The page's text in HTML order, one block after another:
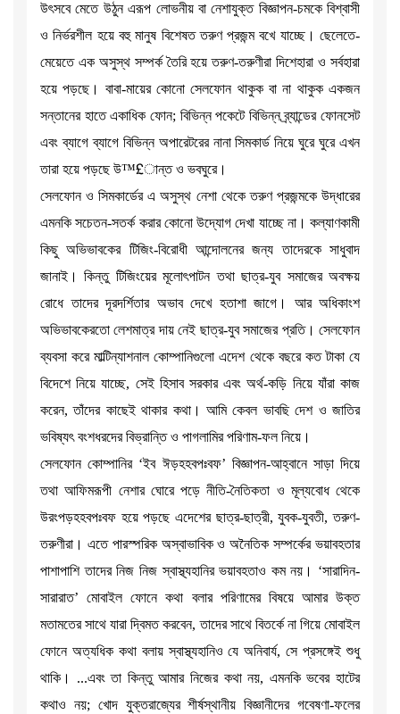
উৎসবে মেতে উঠুন এরূপ লোভনীয় বা নেশাযুক্ত বিজ্ঞাপন-চমকে বিশ্বাসী
ও নির্ভরশীল হয়ে বহু মানুষ বিশেষত তরুণ প্রজন্ম বখে যাচ্ছে। ছেলেতে-
মেয়েতে এক অসুস্থ সম্পর্ক তৈরি হয়ে তরুণ-তরুণীরা দিশেহারা ও সর্বহারা
হয়ে পড়ছে। বাবা-মায়ের কোনো সেলফোন থাকুক বা না থাকুক একজন
সন্তানের হাতে একাধিক ফোন; বিভিন্ন পকেটে বিভিন্ন ব্র্যান্ডের ফোনসেট
এবং ব্যাগে ব্যাগে বিভিন্ন অপারেটরের নানা সিমকার্ড নিয়ে ঘুরে ঘুরে এখন
তারা হয়ে পড়ছে উ™£ান্ত ও ভবঘুরে।
সেলফোন ও সিমকার্ডের এ অসুস্থ নেশা থেকে তরুণ প্রজন্মকে উদ্ধারের
এমনকি সচেতন-সতর্ক করার কোনো উদ্যোগ দেখা যাচ্ছে না। কল্যাণকামী
কিছু অভিভাবকের টিজিং-বিরোধী আন্দোলনের জন্য তাদেরকে সাধুবাদ
জানাই। কিন্তু টিজিংয়ের মূলোৎপাটন তথা ছাত্র-যুব সমাজের অবক্ষয়
রোধে তাদের দূরদর্শিতার অভাব দেখে হতাশা জাগে। আর অধিকাংশ
অভিভাবকেরতো লেশমাত্র দায় নেই ছাত্র-যুব সমাজের প্রতি। সেলফোন
ব্যবসা করে মাল্টিন্যাশনাল কোম্পানিগুলো এদেশ থেকে বছরে কত টাকা যে
বিদেশে নিয়ে যাচ্ছে, সেই হিসাব সরকার এবং অর্থ-কড়ি নিয়ে যাঁরা কাজ
করেন, তাঁদের কাছেই থাকার কথা। আমি কেবল ভাবছি দেশ ও জাতির
ভবিষ্যৎ বংশধরদের বিভ্রান্তি ও পাগলামির পরিণাম-ফল নিয়ে।
সেলফোন কোম্পানির ‘ইব ঈড়হহবপঃবফ’ বিজ্ঞাপন-আহ্বানে সাড়া দিয়ে
তথা আফিমরূপী নেশার ঘোরে পড়ে নীতি-নৈতিকতা ও মূল্যবোধ থেকে
উরংপড়হহবপঃবফ হয়ে পড়ছে এদেশের ছাত্র-ছাত্রী, যুবক-যুবতী, তরুণ-
তরুণীরা। এতে পারস্পরিক অস্বাভাবিক ও অনৈতিক সম্পর্কের ভয়াবহতার
পাশাপাশি তাদের নিজ নিজ স্বাস্থ্যহানির ভয়াবহতাও কম নয়। ‘সারাদিন-
সারারাত’ মোবাইল ফোনে কথা বলার পরিণামের বিষয়ে আমার উক্ত
মতামতের সাথে যারা দ্বিমত করবেন, তাদের সাথে বিতর্কে না গিয়ে মোবাইল
ফোনে অত্যধিক কথা বলায় স্বাস্থ্যহানিও যে অনিবার্য, সে প্রসঙ্গেই শুধু
থাকি। ...এবং তা কিন্তু আমার নিজের কথা নয়, এমনকি ভবের হাটের
কথাও নয়; খোদ যুক্তরাজ্যের শীর্ষস্থানীয় বিজ্ঞানীদের গবেষণা-ফলের